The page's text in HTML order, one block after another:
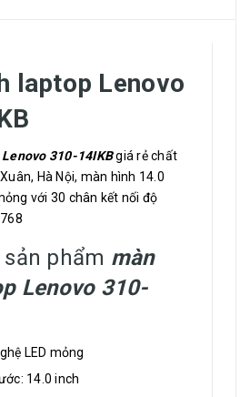
laptop Lenovo
310-14IKBgiá rẻ chất
Hà Nội, màn hình 14.0
với 30 chân kết nối độ
phẩm màn
Lenovo 310-
LED mỏng
14.0 inch